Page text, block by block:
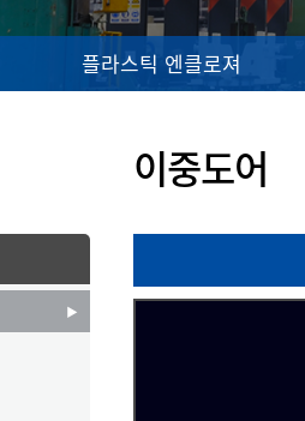
플라스틱 엔클로져
이중도어